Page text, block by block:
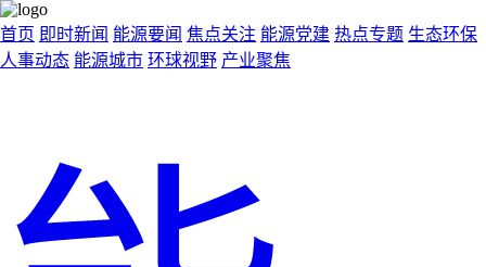
首页 即时新闻 能源要闻 焦点关注 能源党建 热点专题 生态环保
人事动态 能源城市 环球视野 产业聚焦